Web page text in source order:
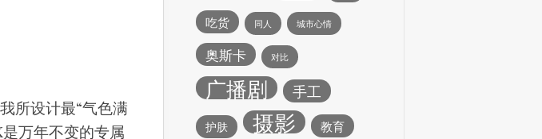
所设计最“气色满
万年不变的专属
吃货 同人 城市心情
奥斯卡 对比
广播剧 手工
护肤 摄影 教育